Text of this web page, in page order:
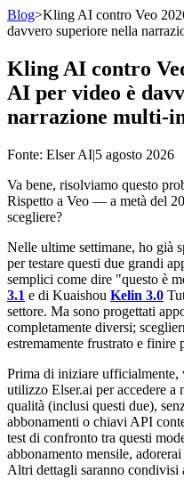
Blog>Kling AI contro Veo
davvero superiore nella
Kling AI contro
AI per video è
narrazione multi-
Fonte: Elser AI|5 agosto 2026
Va bene, risolviamo questo
Rispetto a Veo — a metà del
scegliere?
Nelle ultime settimane, ho già
per testare questi due grandi
semplici come dire "questo è
3.1 e di Kuaishou Kelin 3.0
settore. Ma sono progettati
completamente diversi;
estremamente frustrato e finire
Prima di iniziare ufficialmente,
utilizzo Elser.ai per accedere
qualità (inclusi questi due),
abbonamenti o chiavi API
test di confronto tra questi
abbonamento mensile,
Altri dettagli saranno condivisi